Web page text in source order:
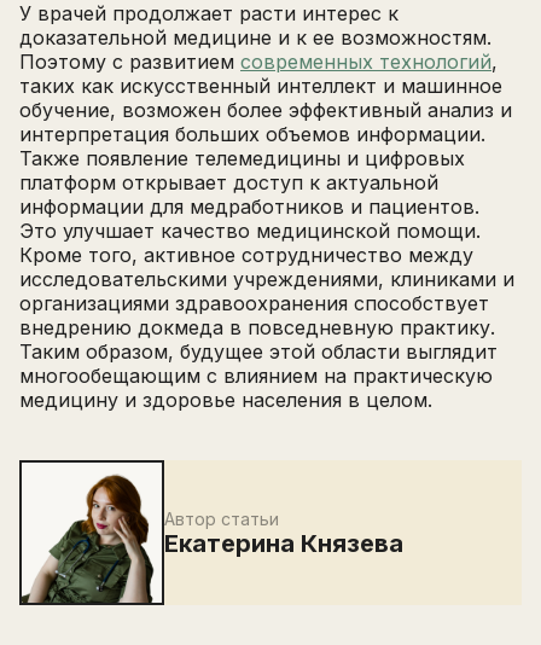
У врачей продолжает расти интерес к
доказательной медицине и к ее возможностям.
Поэтому с развитием современных технологий,
таких как искусственный интеллект и машинное
обучение, возможен более эффективный анализ и
интерпретация больших объемов информации.
Также появление телемедицины и цифровых
платформ открывает доступ к актуальной
информации для медработников и пациентов.
Это улучшает качество медицинской помощи.
Кроме того, активное сотрудничество между
исследовательскими учреждениями, клиниками и
организациями здравоохранения способствует
внедрению докмеда в повседневную практику.
Таким образом, будущее этой области выглядит
многообещающим с влиянием на практическую
медицину и здоровье населения в целом.
Автор статьи
Екатерина Князева